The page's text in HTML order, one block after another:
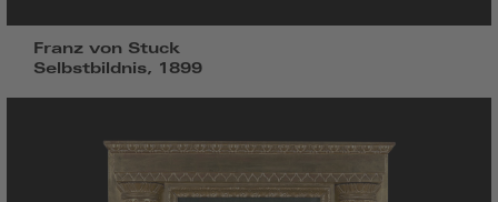
Franz von Stuck
Selbstbildnis, 1899